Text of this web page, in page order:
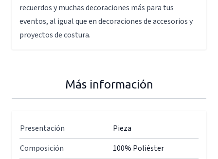
recuerdos y muchas decoraciones más para tus
eventos, al igual que en decoraciones de accesorios y
proyectos de costura.
Más información
Presentación
Pieza
Composición
100% Poliéster